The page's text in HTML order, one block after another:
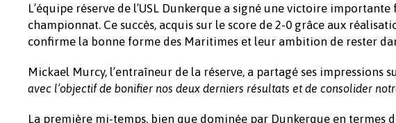
L’équipe réserve de l’USL Dunkerque a signé une victoire
championnat. Ce succès, acquis sur le score de 2-0 grâce aux
confirme la bonne forme des Maritimes et leur ambition de rester
Mickael Murcy, l’entraîneur de la réserve, a partagé ses impressions
avec l’objectif de bonifier nos deux derniers résultats et de consolider
La première mi-temps, bien que dominée par Dunkerque en termes